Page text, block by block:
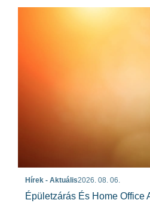
Hírek - Aktuális2026. 08. 06.
Épületzárás És Home Office